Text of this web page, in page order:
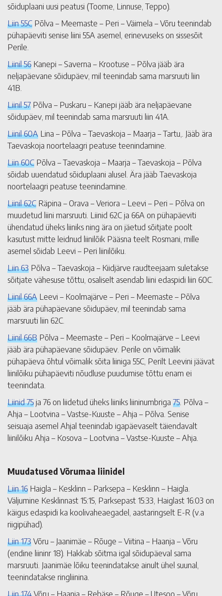
sõiduplaani uusi peatusi (Toome, Linnuse, Teppo).
Liin 55C Põlva – Meemaste – Peri – Väimela – Võru teenindab
pühapäeviti senise liini 55A asemel, erinevuseks on sissesõit
Perile.
Liinil 56 Kanepi – Saverna – Krootuse – Põlva jääb ära
neljapäevane sõidupäev, mil teenindab sama marsruuti liin
41B.
Liinil 57 Põlva – Puskaru – Kanepi jääb ära neljapäevane
sõidupäev, mil teenindab sama marsruuti liin 41A.
Liinil 60A Lina – Põlva – Taevaskoja – Maarja – Tartu,. Jääb ära
Taevaskoja noortelaagri peatuse teenindamine.
Liin 60C Põlva – Taevaskoja – Maarja – Taevaskoja – Põlva
sõidab uuendatud sõiduplaani alusel. Ära jääb Taevaskoja
noortelaagri peatuse teenindamine.
Liinil 62C Räpina – Orava – Veriora – Leevi – Peri – Põlva on
muudetud liini marsruuti. Liinid 62C ja 66A on pühapäeviti
ühendatud üheks liiniks ning ära on jäetud sõitjate poolt
kasutust mitte leidnud liinilõik Pääsna teelt Rosmani, mille
asemel sõidab Leevi – Peri liinilõiku.
Liin 63 Põlva – Taevaskoja – Kiidjärve raudteejaam suletakse
sõitjate vähesuse tõttu, osaliselt asendab liini edaspidi liin 60C.
Liinil 66A Leevi – Koolmajärve – Peri – Meemaste – Põlva
jääb ära pühapäevane sõidupäev, mil teenindab sama
marsruuti liin 62C.
Liinil 66B Põlva – Meemaste – Peri – Koolmajärve – Leevi
jääb ära pühapäevane sõidupäev. Perile on võimalik
pühapäeva õhtul võimalik sõita liiniga 55C, Perilt Leevini jäävat
liinilõiku pühapäeviti nõudluse puudumise tõttu enam ei
teenindata.
Liinid 75ja 76 on liidetud üheks liiniks liininumbriga 75 . Põlva –
Ahja – Lootvina – Vastse-Kuuste – Ahja – Põlva. Senise
seisuaja asemel Ahjal teenindab igapäevaselt täiendavalt
liinilõiku Ahja – Kosova – Lootvina – Vastse-Kuuste – Ahja.
Muudatused Võrumaa liinidel
Liin 16 Haigla – Kesklinn – Parksepa – Kesklinn – Haigla.
Väljumine Kesklinnast 15:15, Parksepast 15:33, Haiglast 16:03 on
käigus edaspidi ka koolivaheaegadel, aastaringselt E-R (v.a
riigipühad).
Liin 173Võru – Jaanimäe – Rõuge – Viitina – Haanja – Võru
(endine liininr 18). Hakkab sõitma igal sõidupäeval sama
marsruuti. Jaanimäe lõiku teenindatakse ainult ühel suunal,
teenindatakse ringliinina.
Liin 174Võru – Haanja – Rebäse – Rõuge – Utesoo – Võru